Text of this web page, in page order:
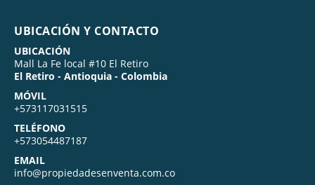
UBICACIÓN Y CONTACTO
UBICACIÓN
Mall La Fe local #10 El Retiro
El Retiro - Antioquia - Colombia
MÓVIL
+573117031515
TELÉFONO
+573054487187
EMAIL
info@propiedadesenventa.com.co